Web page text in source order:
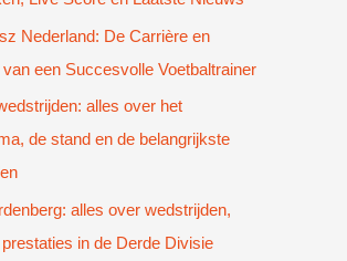
Nederland: De Carrière en
van een Succesvolle Voetbaltrainer
alles over het
de stand en de belangrijkste
alles over wedstrijden,
in de Derde Divisie